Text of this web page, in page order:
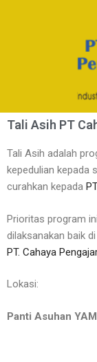
Tali Asih PT
Tali Asih adalah
kepedulian kepada
curahkan kepada
Prioritas program
dilaksanakan baik
PT. Cahaya
Lokasi:
Panti Asuhan